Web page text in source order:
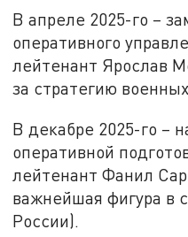
В апреле 2025-го –
оперативного
лейтенант Ярослав
за стратегию
В декабре 2025-го –
оперативной
лейтенант Фанил
важнейшая фигура в
России).